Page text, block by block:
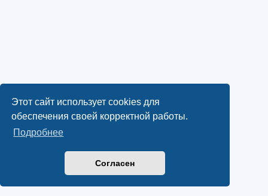
Этот сайт использует cookies для
обеспечения своей корректной работы.
Подробнее
Согласен